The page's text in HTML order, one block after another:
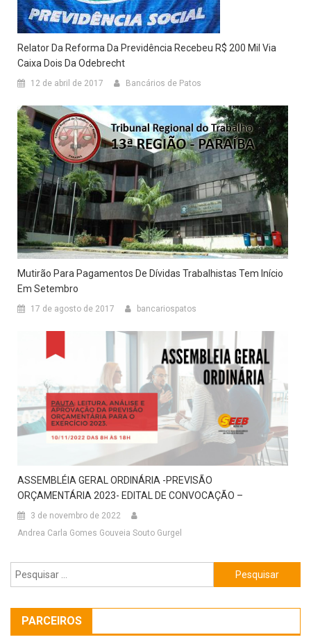
Relator Da Reforma Da Previdência Recebeu R$ 200 Mil Via
Caixa Dois Da Odebrecht
12 de abril de 2017 Bancários de Patos
Mutirão Para Pagamentos De Dívidas Trabalhistas Tem Início
Em Setembro
17 de agosto de 2017 bancariospatos
ASSEMBLÉIA GERAL ORDINÁRIA -PREVISÃO
ORÇAMENTÁRIA 2023- EDITAL DE CONVOCAÇÃO –
3 de novembro de 2022
Andrea Carla Gomes Gouveia Souto Gurgel
Pesquisar
por:
PARCEIROS